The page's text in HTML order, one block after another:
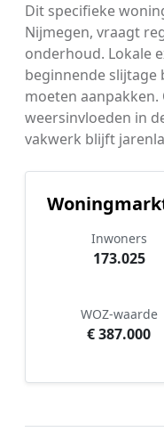
Dit specifieke
Nijmegen, vraagt
onderhoud. Lokale
beginnende
moeten
weersinvloeden in
vakwerk blijft
Inwoners
173.025
WOZ-waarde
€ 387.000